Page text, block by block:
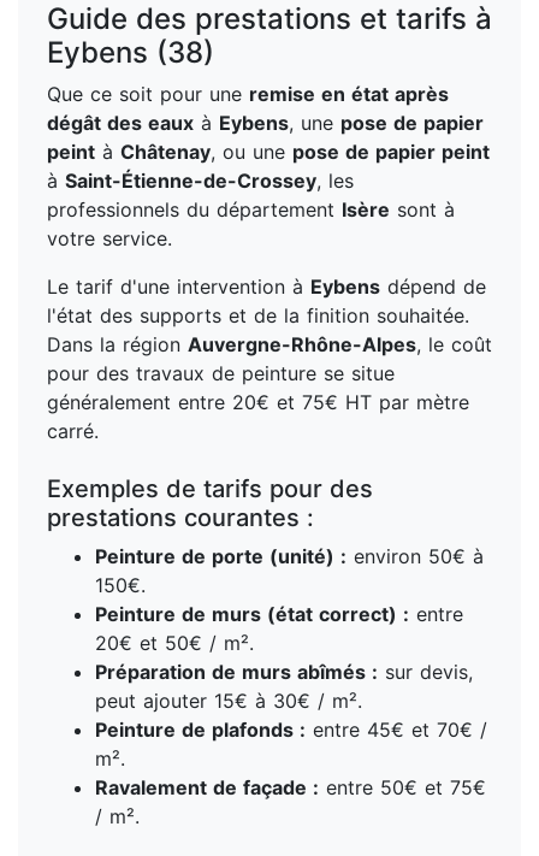
Guide des prestations et tarifs à
Eybens (38)
Que ce soit pour une remise en état après
dégât des eaux à Eybens, une pose de papier
peint à Châtenay, ou une pose de papier peint
à Saint-Étienne-de-Crossey, les
professionnels du département Isère sont à
votre service.
Le tarif d'une intervention à Eybens dépend de
l'état des supports et de la finition souhaitée.
Dans la région Auvergne-Rhône-Alpes, le coût
pour des travaux de peinture se situe
généralement entre 20€ et 75€ HT par mètre
carré.
Exemples de tarifs pour des
prestations courantes :
Peinture de porte (unité) : environ 50€ à
150€.
Peinture de murs (état correct) : entre
20€ et 50€ / m².
Préparation de murs abîmés : sur devis,
peut ajouter 15€ à 30€ / m².
Peinture de plafonds : entre 45€ et 70€ /
m².
Ravalement de façade : entre 50€ et 75€
/ m².